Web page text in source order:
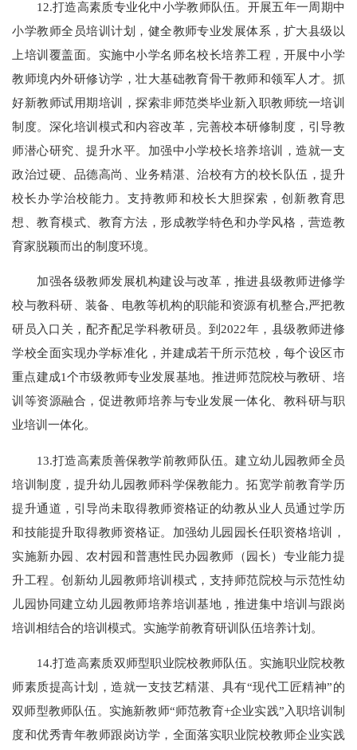
12.打造高素质专业化中小学教师队伍。开展五年一周期中
小学教师全员培训计划，健全教师专业发展体系，扩大县级以
上培训覆盖面。实施中小学名师名校长培养工程，开展中小学
教师境内外研修访学，壮大基础教育骨干教师和领军人才。抓
好新教师试用期培训，探索非师范类毕业新入职教师统一培训
制度。深化培训模式和内容改革，完善校本研修制度，引导教
师潜心研究、提升水平。加强中小学校长培养培训，造就一支
政治过硬、品德高尚、业务精湛、治校有方的校长队伍，提升
校长办学治校能力。支持教师和校长大胆探索，创新教育思
想、教育模式、教育方法，形成教学特色和办学风格，营造教
育家脱颖而出的制度环境。
加强各级教师发展机构建设与改革，推进县级教师进修学
校与教科研、装备、电教等机构的职能和资源有机整合,严把教
研员入口关，配齐配足学科教研员。到2022年，县级教师进修
学校全面实现办学标准化，并建成若干所示范校，每个设区市
重点建成1个市级教师专业发展基地。推进师范院校与教研、培
训等资源融合，促进教师培养与专业发展一体化、教科研与职
业培训一体化。
13.打造高素质善保教学前教师队伍。建立幼儿园教师全员
培训制度，提升幼儿园教师科学保教能力。拓宽学前教育学历
提升通道，引导尚未取得教师资格证的幼教从业人员通过学历
和技能提升取得教师资格证。加强幼儿园园长任职资格培训，
实施新办园、农村园和普惠性民办园教师（园长）专业能力提
升工程。创新幼儿园教师培训模式，支持师范院校与示范性幼
儿园协同建立幼儿园教师培养培训基地，推进集中培训与跟岗
培训相结合的培训模式。实施学前教育研训队伍培养计划。
14.打造高素质双师型职业院校教师队伍。实施职业院校教
师素质提高计划，造就一支技艺精湛、具有“现代工匠精神”的
双师型教师队伍。实施新教师“师范教育+企业实践”入职培训制
度和优秀青年教师跟岗访学，全面落实职业院校教师企业实践